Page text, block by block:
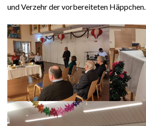
und Verzehr der vorbereiteten Häppchen.